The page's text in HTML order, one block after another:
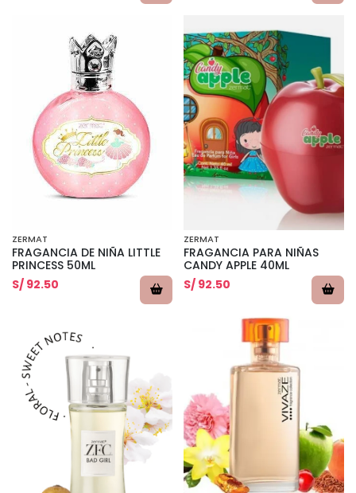
ZERMAT
FRAGANCIA DE NIÑA LITTLE
PRINCESS 50ML
S/ 92.50
ZERMAT
FRAGANCIA PARA NIÑAS
CANDY APPLE 40ML
S/ 92.50